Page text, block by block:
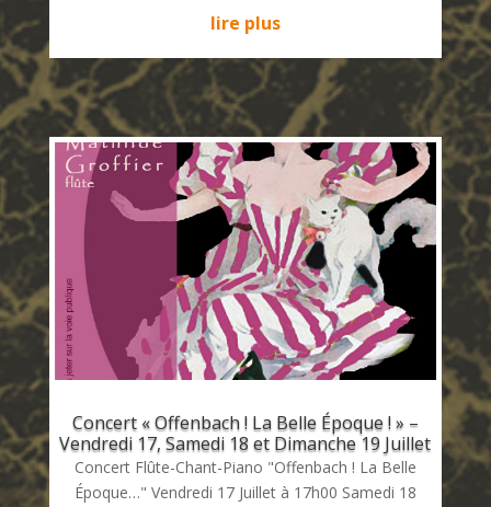
lire plus
Concert « Offenbach ! La Belle Époque ! » –
Vendredi 17, Samedi 18 et Dimanche 19 Juillet
Concert Flûte-Chant-Piano "Offenbach ! La Belle
Époque…" Vendredi 17 Juillet à 17h00 Samedi 18